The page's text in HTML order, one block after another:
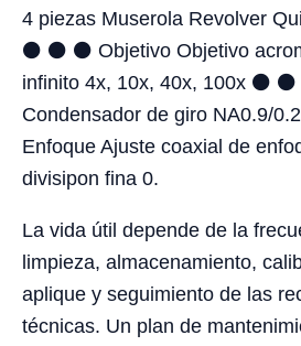
4 piezas Muserola Revolver
⚫ ⚫ ⚫ Objetivo Objetivo
infinito 4x, 10x, 40x, 100x ⚫
Condensador de giro NA0.9/
Enfoque Ajuste coaxial de
divisipon fina 0.
La vida útil depende de la
limpieza, almacenamiento,
aplique y seguimiento de las
técnicas. Un plan de